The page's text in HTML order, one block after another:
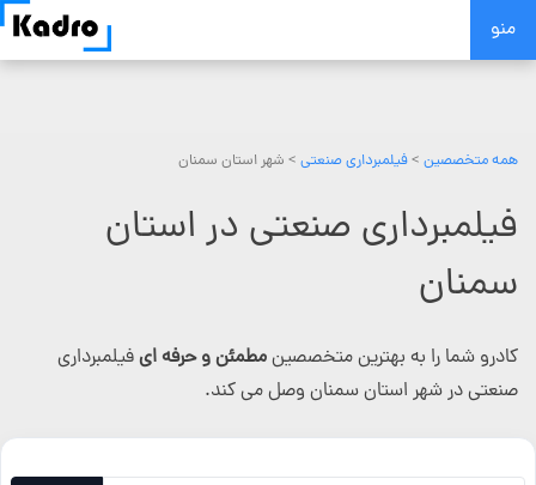
Skip
منو
همه متخصصین >فیلمبرداری صنعتی > شهر استان سمنان
فیلمبرداری صنعتی در استان
سمنان
کادرو شما را به بهترین متخصصینمطمئن و حرفه ایفیلمبرداری
صنعتی در شهر استان سمنان وصل می کند.